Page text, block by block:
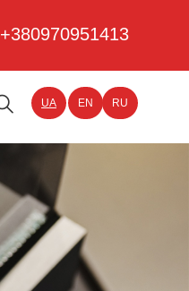
+380970951413
UA EN RU